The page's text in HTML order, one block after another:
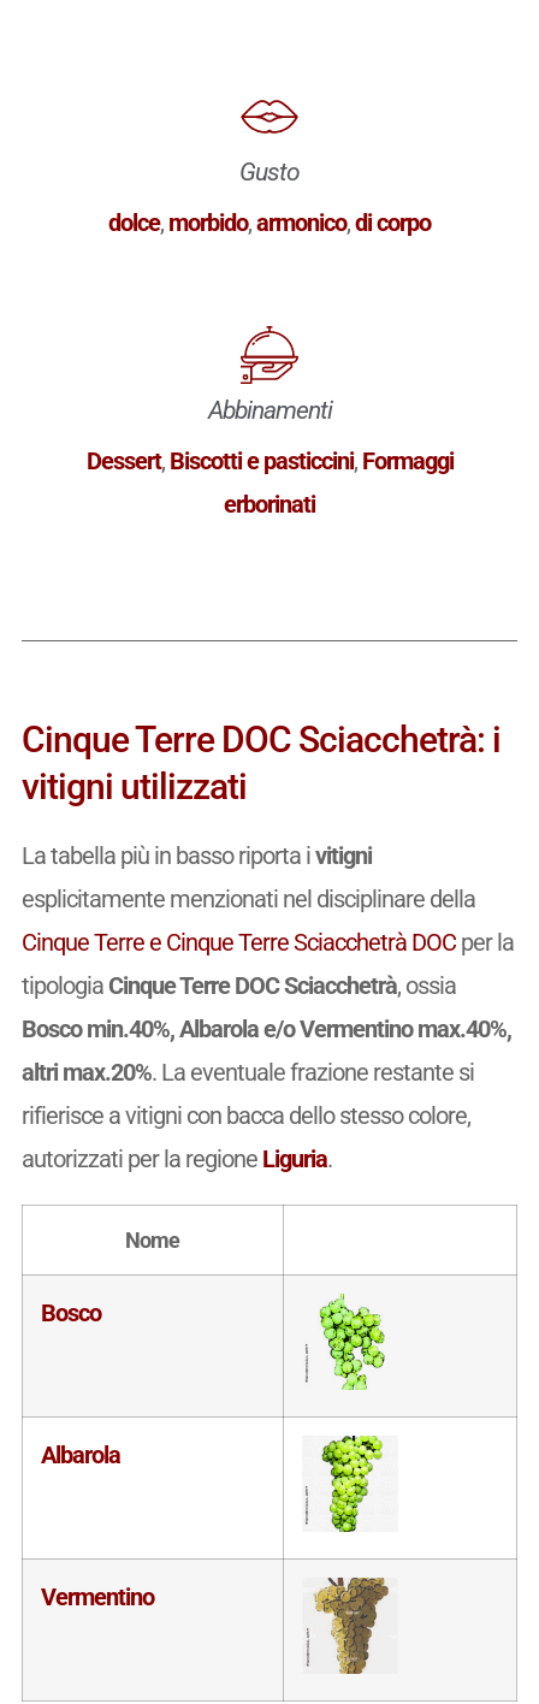
Gusto
dolce, morbido,armonico,di corpo
Abbinamenti
Dessert, Biscotti e pasticcini, Formaggi
erborinati
Cinque Terre DOC Sciacchetrà: i
vitigni utilizzati
La tabella più in basso riporta ivitigni
esplicitamente menzionati nel disciplinare della
Cinque Terre e Cinque Terre Sciacchetrà DOCper la
tipologia Cinque Terre DOC Sciacchetrà, ossia
Bosco min.40%, Albarola e/o Vermentino max.40%,
altri max.20%. La eventuale frazione restante si
rifierisce a vitigni con bacca dello stesso colore,
autorizzati per la regione Liguria.
Nome
Bosco
Albarola
Vermentino